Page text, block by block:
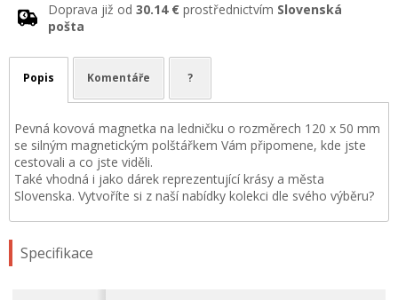
Doprava již od 30.14 € prostřednictvím Slovenská
pošta
Popis Komentáře ?
Pevná kovová magnetka na ledničku o rozměrech 120 x 50 mm
se silným magnetickým polštářkem Vám připomene, kde jste
cestovali a co jste viděli.
Také vhodná i jako dárek reprezentující krásy a města
Slovenska. Vytvoříte si z naší nabídky kolekci dle svého výběru?
Specifikace